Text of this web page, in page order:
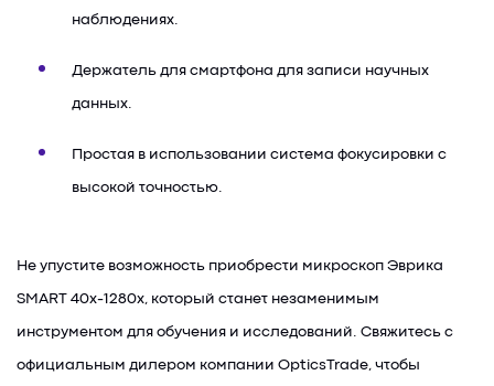
наблюдениях.
Держатель для смартфона для записи научных
данных.
Простая в использовании система фокусировки с
высокой точностью.
Не упустите возможность приобрести микроскоп Эврика
SMART 40х-1280х, который станет незаменимым
инструментом для обучения и исследований. Свяжитесь с
официальным дилером компании OpticsTrade, чтобы